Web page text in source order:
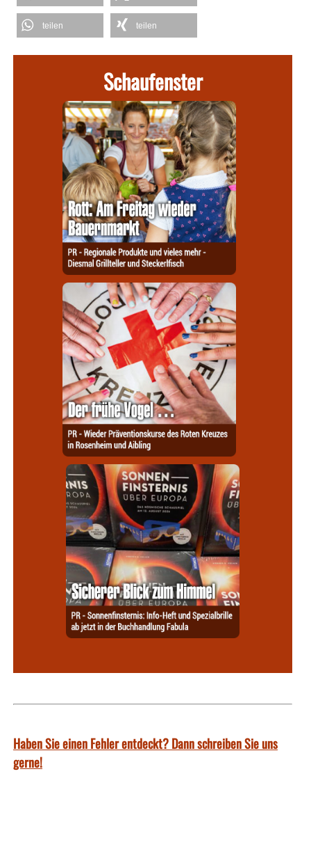
teilen teilen
Schaufenster
Haben Sie einen Fehler entdeckt? Dann schreiben Sie uns
gerne!